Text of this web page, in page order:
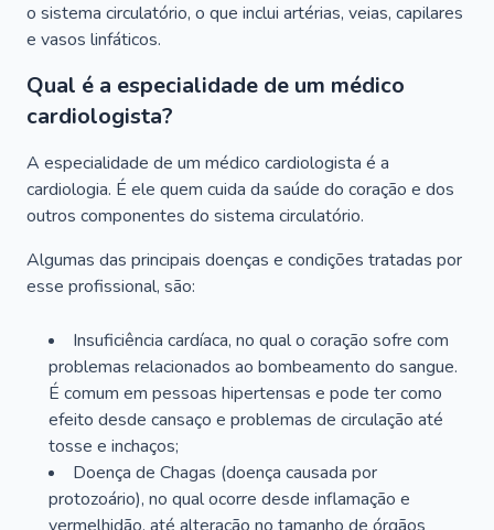
o sistema circulatório, o que inclui artérias, veias, capilares
e vasos linfáticos.
Qual é a especialidade de um médico
cardiologista?
A especialidade de um médico cardiologista é a
cardiologia. É ele quem cuida da saúde do coração e dos
outros componentes do sistema circulatório.
Algumas das principais doenças e condições tratadas por
esse profissional, são:
Insuficiência cardíaca, no qual o coração sofre com
problemas relacionados ao bombeamento do sangue.
É comum em pessoas hipertensas e pode ter como
efeito desde cansaço e problemas de circulação até
tosse e inchaços;
Doença de Chagas (doença causada por
protozoário), no qual ocorre desde inflamação e